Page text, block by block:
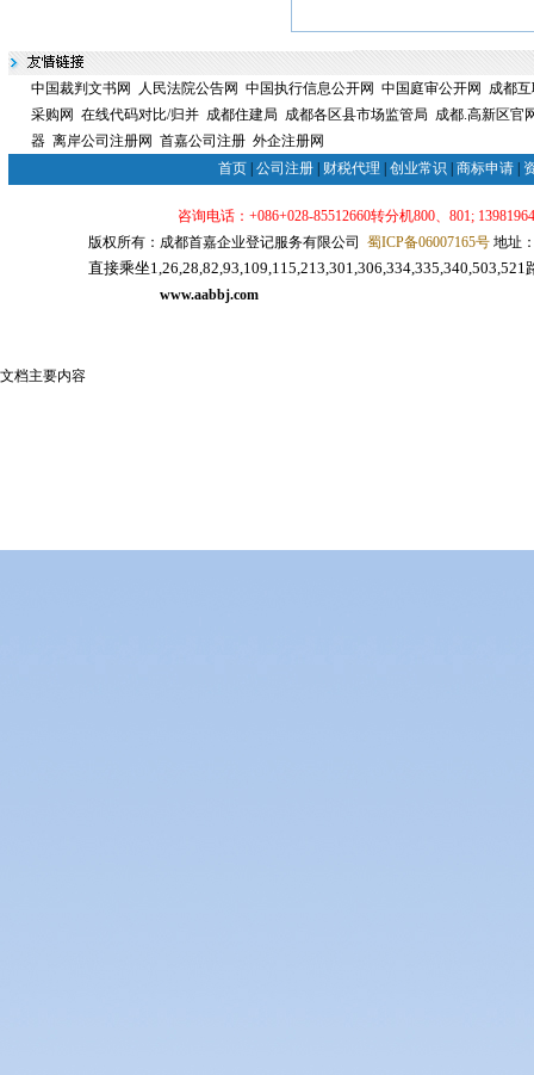
中国裁判文书网 人民法院公告网 中国执行信息公开网 中国庭审公开网
成都
采购网 在线代码对比/归并 成都住建局 成都各区县市场监管局 成都.高新区官
器 离岸公司注册网 首嘉公司注册 外企注册网
首页 公司注册 财税代理 创业常识 商标申请
咨询电话：+086+028-85512660转分机800、801;
版权所有：成都首嘉企业登记服务有限公司 蜀ICP备06007165号地址
直接乘坐
www.aabbj.com
文档主要内容